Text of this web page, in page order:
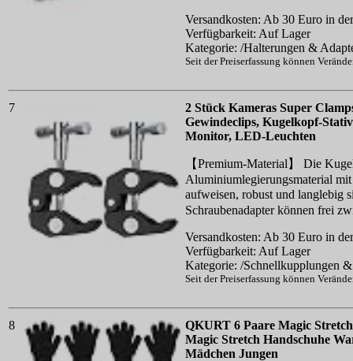
Versandkosten: Ab 30 Euro in
Verfügbarkeit: Auf Lager
Kategorie: /Halterungen &
Seit der Preiserfassung können
7
2 Stück Kameras Super
Gewindeclips, Kugelkopf-
Monitor, LED-Leuchten
【Premium-Material】 Die
Aluminiumlegierungsmaterial
aufweisen, robust und langlebig
Schraubenadapter können frei
Versandkosten: Ab 30 Euro in
Verfügbarkeit: Auf Lager
Kategorie: /Schnellkupplungen
Seit der Preiserfassung können
8
QKURT 6 Paare Magic
Magic Stretch Handschuhe
Mädchen Jungen